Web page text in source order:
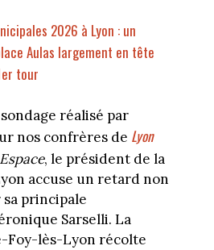
2026 à Lyon : un
Aulas largement en tête
tour
réalisé par
nos confrères de Lyon
, le président de la
accuse un retard non
principale
Sarselli. La
Foy-lès-Lyon récolte